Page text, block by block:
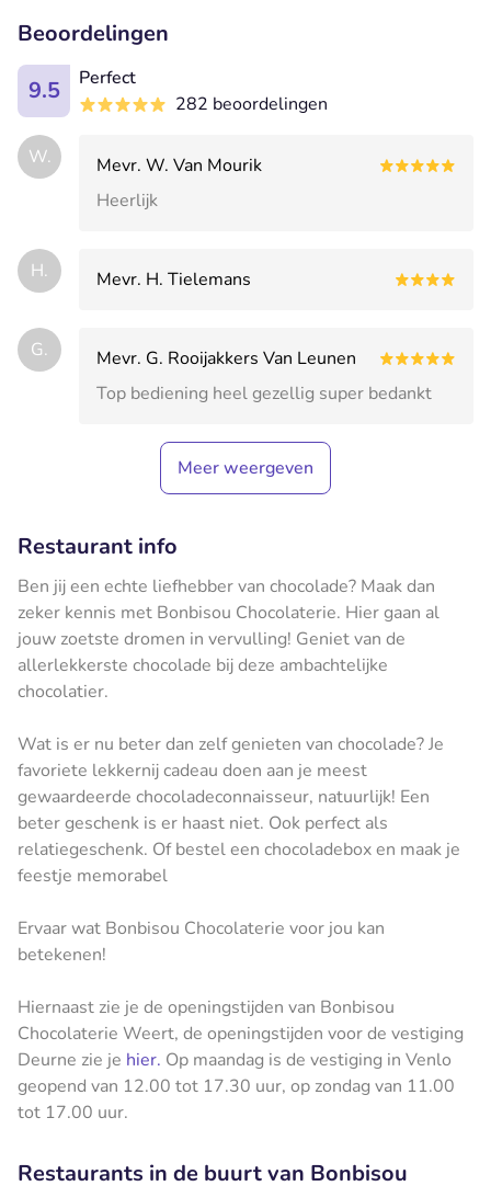
Beoordelingen
9.5
Perfect
282 beoordelingen
W.
Mevr. W. Van Mourik
Heerlijk
H. Mevr. H. Tielemans
G.
Mevr. G. Rooijakkers Van Leunen
Top bediening heel gezellig super bedankt
Meer weergeven
Restaurant info
Ben jij een echte liefhebber van chocolade? Maak dan
zeker kennis met Bonbisou Chocolaterie. Hier gaan al
jouw zoetste dromen in vervulling! Geniet van de
allerlekkerste chocolade bij deze ambachtelijke
chocolatier.
Wat is er nu beter dan zelf genieten van chocolade? Je
favoriete lekkernij cadeau doen aan je meest
gewaardeerde chocoladeconnaisseur, natuurlijk! Een
beter geschenk is er haast niet. Ook perfect als
relatiegeschenk. Of bestel een chocoladebox en maak je
feestje memorabel
Ervaar wat Bonbisou Chocolaterie voor jou kan
betekenen!
Hiernaast zie je de openingstijden van Bonbisou
Chocolaterie Weert, de openingstijden voor de vestiging
Deurne zie je hier. Op maandag is de vestiging in Venlo
geopend van 12.00 tot 17.30 uur, op zondag van 11.00
tot 17.00 uur.
Restaurants in de buurt van Bonbisou